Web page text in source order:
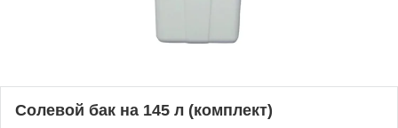
Солевой бак на 145 л (комплект)